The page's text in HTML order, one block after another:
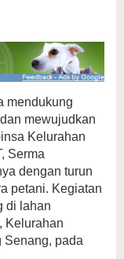
mendukung
mewujudkan
Kelurahan
Serma
dengan turun
petani. Kegiatan
di lahan
Kelurahan
Senang, pada